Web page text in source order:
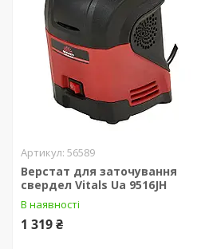
56589
Верстат для заточування
свердел Vitals Ua 9516JH
В наявності
1 319 ₴